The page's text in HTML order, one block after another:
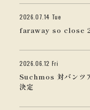
2026.07.14 Tue
faraway so close
2026.06.12 Fri
Suchmos 対バンツ
決定